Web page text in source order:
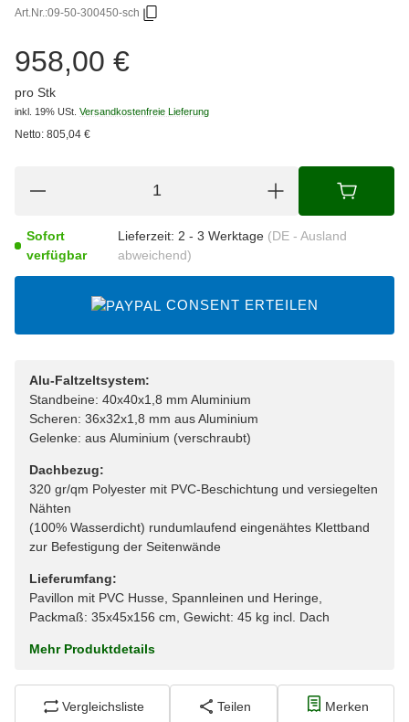
Art.Nr.:09-50-300450-sch
958,00 €
pro Stk
inkl. 19% USt. Versandkostenfreie Lieferung
Netto: 805,04 €
Sofort
verfügbar
Lieferzeit: 2 - 3 Werktage (DE - Ausland
abweichend)
CONSENT ERTEILEN
Alu-Faltzeltsystem:
Standbeine: 40x40x1,8 mm Aluminium
Scheren: 36x32x1,8 mm aus Aluminium
Gelenke: aus Aluminium (verschraubt)
Dachbezug:
320 gr/qm Polyester mit PVC-Beschichtung und versiegelten
Nähten
(100% Wasserdicht) rundumlaufend eingenähtes Klettband
zur Befestigung der Seitenwände
Lieferumfang:
Pavillon mit PVC Husse, Spannleinen und Heringe,
Packmaß: 35x45x156 cm, Gewicht: 45 kg incl. Dach
Mehr Produktdetails
Vergleichsliste Teilen Merken